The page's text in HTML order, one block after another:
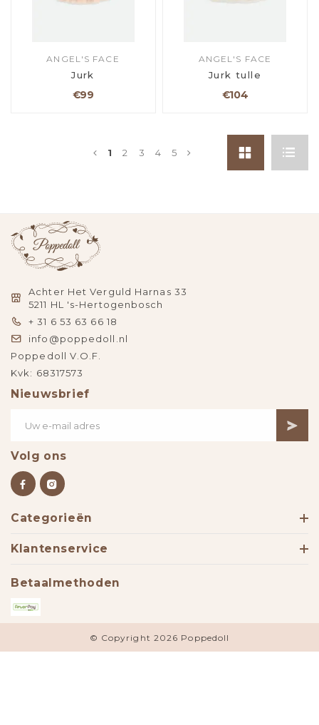
ANGEL'S FACE
Jurk
€99
ANGEL'S FACE
Jurk tulle
€104
1 2 3 4 5
Achter Het Verguld Harnas 33
5211 HL 's-Hertogenbosch
+ 31 6 53 63 66 18
info@poppedoll.nl
Poppedoll V.O.F.
Kvk: 68317573
Nieuwsbrief
Volg ons
Categorieën
Klantenservice
Betaalmethoden
© Copyright 2026 Poppedoll